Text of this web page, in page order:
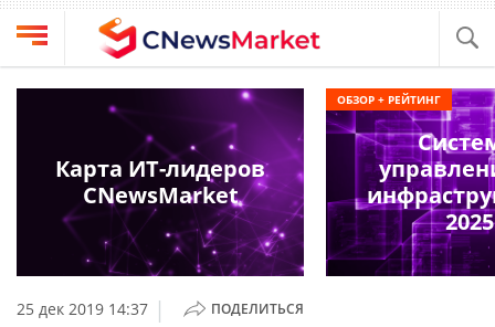
Выбрать
провайдера
Компании
обзоры
CNews
Конференции
Техника
25 дек 2019 14:37 | ПОДЕЛИТЬСЯ
Карта ИТ-лидеров
CNewsMarket
2025
ОБЗОР + РЕЙТИНГ